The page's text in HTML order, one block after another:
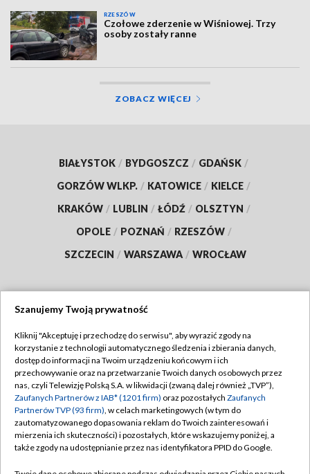
RZESZÓW
Czołowe zderzenie w Wiśniowej. Trzy
osoby zostały ranne
ZOBACZ WIĘCEJ
BIAŁYSTOK / BYDGOSZCZ / GDAŃSK /
GORZÓW WLKP. / KATOWICE / KIELCE /
KRAKÓW / LUBLIN / ŁÓDŹ / OLSZTYN /
OPOLE / POZNAŃ / RZESZÓW /
SZCZECIN / WARSZAWA / WROCŁAW
TVP
Abonament TVP
Emisja w TVP
Centrum informacji TVP
Naziemna Telewizja Cyfrowa
Regulamin TVP
Polityka prywatności
Moje zgody
Pomoc
Szanujemy Twoją prywatność
Kliknij "Akceptuję i przechodzę do serwisu", aby wyrazić zgody na
korzystanie z technologii automatycznego śledzenia i zbierania danych,
dostęp do informacji na Twoim urządzeniu końcowym i ich
przechowywanie oraz na przetwarzanie Twoich danych osobowych przez
nas, czyli Telewizję Polską S.A. w likwidacji (zwaną dalej również „TVP”),
Zaufanych Partnerów z IAB* (1201 firm) oraz pozostałych Zaufanych
Partnerów TVP (93 firm), w celach marketingowych (w tym do
zautomatyzowanego dopasowania reklam do Twoich zainteresowań i
mierzenia ich skuteczności) i pozostałych, które wskazujemy poniżej, a
także zgody na udostępnianie przez nas identyfikatora PPID do Google.